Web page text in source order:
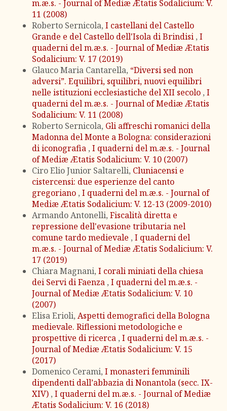
m.æ.s. - Journal of Mediæ Ætatis Sodalicium: V.
11 (2008)
Roberto Sernicola, I castellani del Castello
Grande e del Castello dell'Isola di Brindisi , I
quaderni del m.æ.s. - Journal of Mediæ Ætatis
Sodalicium: V. 17 (2019)
Glauco Maria Cantarella, “Diversi sed non
adversi”. Equilibri, squilibri, nuovi equilibri
nelle istituzioni ecclesiastiche del XII secolo , I
quaderni del m.æ.s. - Journal of Mediæ Ætatis
Sodalicium: V. 11 (2008)
Roberto Sernicola, Gli affreschi romanici della
Madonna del Monte a Bologna: considerazioni
di iconografia , I quaderni del m.æ.s. - Journal
of Mediæ Ætatis Sodalicium: V. 10 (2007)
Ciro Elio Junior Saltarelli, Cluniacensi e
cistercensi: due esperienze del canto
gregoriano , I quaderni del m.æ.s. - Journal of
Mediæ Ætatis Sodalicium: V. 12-13 (2009-2010)
Armando Antonelli, Fiscalità diretta e
repressione dell'evasione tributaria nel
comune tardo medievale , I quaderni del
m.æ.s. - Journal of Mediæ Ætatis Sodalicium: V.
17 (2019)
Chiara Magnani, I corali miniati della chiesa
dei Servi di Faenza , I quaderni del m.æ.s. -
Journal of Mediæ Ætatis Sodalicium: V. 10
(2007)
Elisa Erioli, Aspetti demografici della Bologna
medievale. Riflessioni metodologiche e
prospettive di ricerca , I quaderni del m.æ.s. -
Journal of Mediæ Ætatis Sodalicium: V. 15
(2017)
Domenico Cerami, I monasteri femminili
dipendenti dall’abbazia di Nonantola (secc. IX-
XIV) , I quaderni del m.æ.s. - Journal of Mediæ
Ætatis Sodalicium: V. 16 (2018)